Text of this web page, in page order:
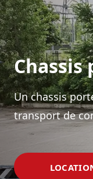
Un chassis
transport de